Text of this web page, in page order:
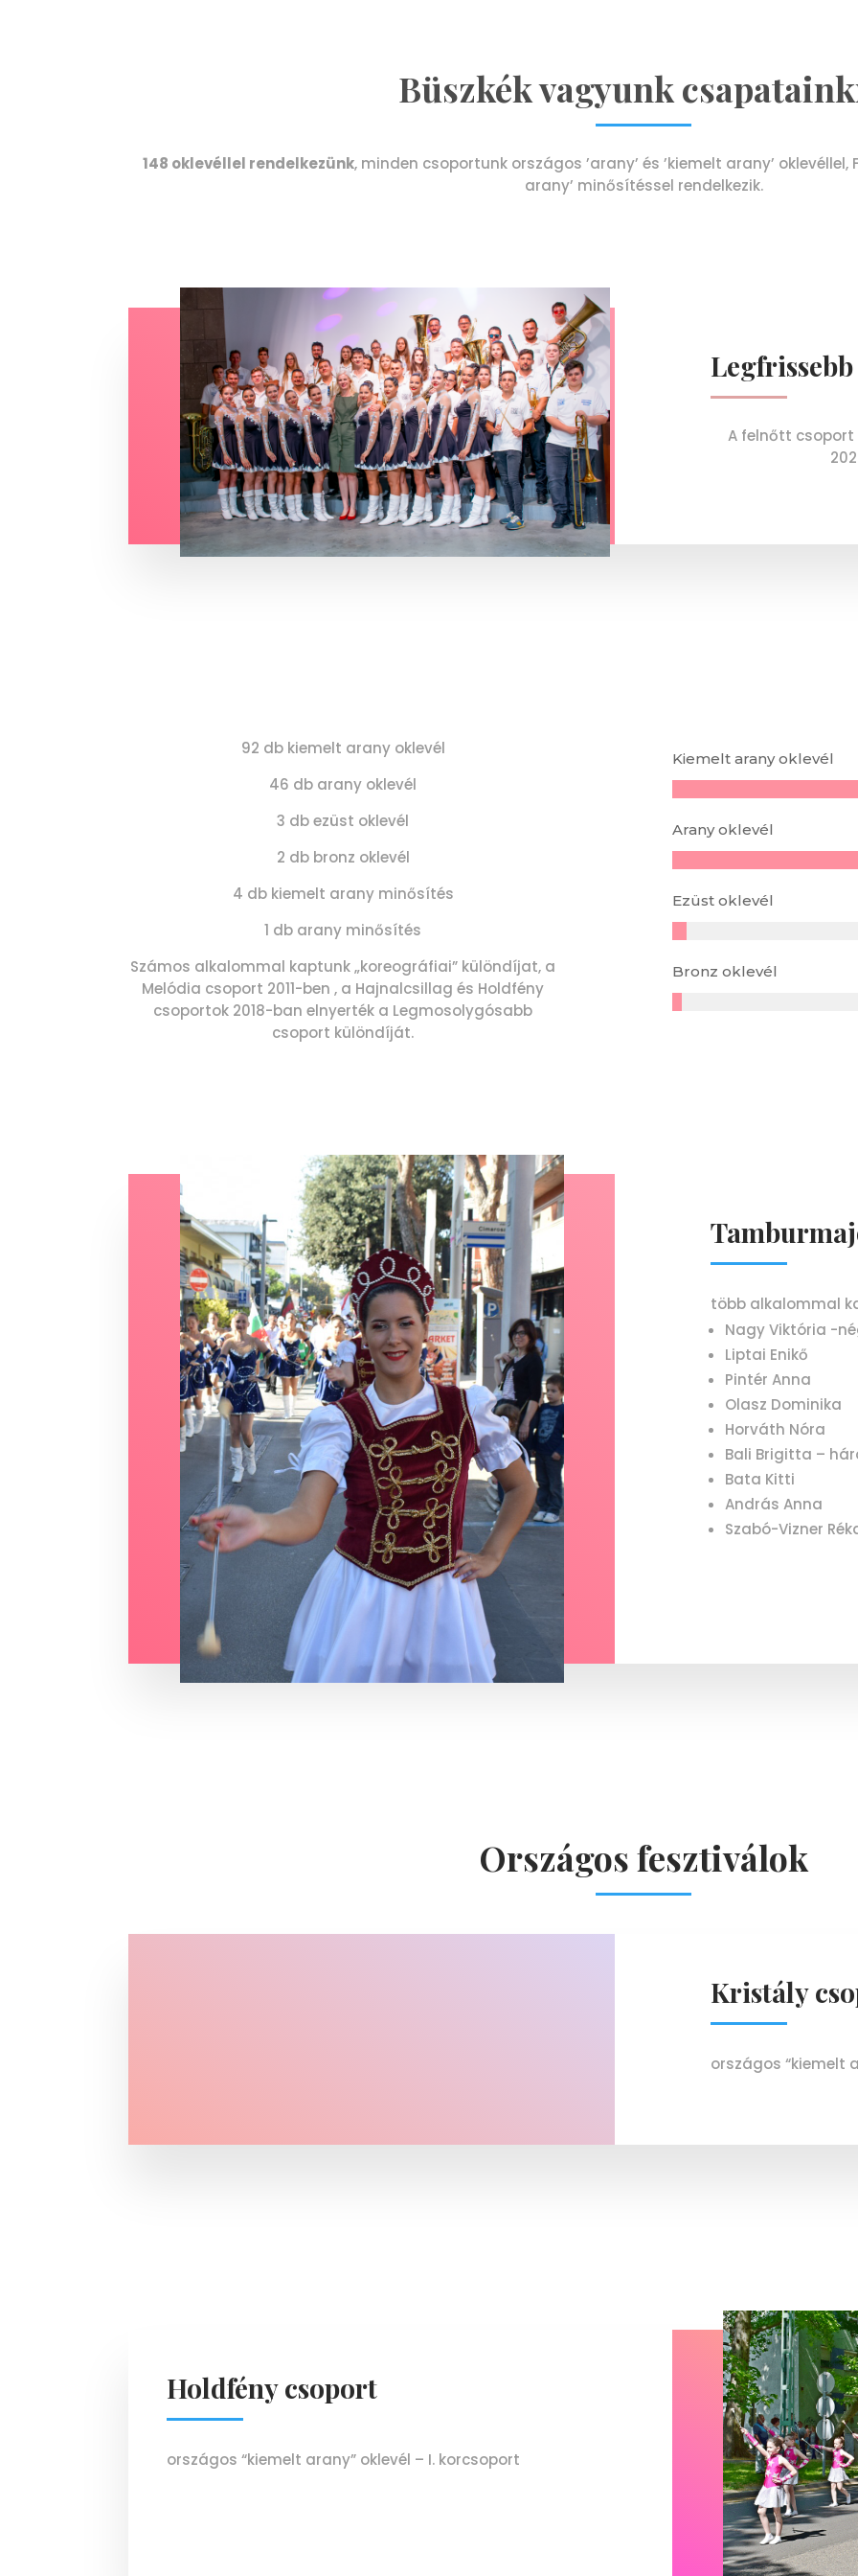
Büszkék vagyunk
148 oklevéllel rendelkezünk, minden csoportunk országos ’arany’ és ’kiemelt arany’
arany’ minősítéssel rendelkezik.
Legfrissebb
A felnőtt
92 db kiemelt arany oklevél
46 db arany oklevél
3 db ezüst oklevél
2 db bronz oklevél
4 db kiemelt arany minősítés
1 db arany minősítés
Számos alkalommal kaptunk „koreográfiai” különdíjat, a
Melódia csoport 2011-ben , a Hajnalcsillag és Holdfény
csoportok 2018-ban elnyerték a Legmosolygósabb
csoport különdíját.
Kiemelt arany oklevél
Arany oklevél
Ezüst oklevél
Bronz oklevél
több alkalommal
Nagy Viktória -
Liptai Enikő
Pintér Anna
Olasz Dominika
Horváth Nóra
Bali Brigitta –
Bata Kitti
András Anna
Szabó-Vizner
Országos fesztiválok
Kristály
országos “kiemelt
Holdfény csoport
országos “kiemelt arany” oklevél – I. korcsoport